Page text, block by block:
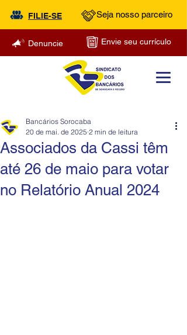
FILIE-SE Seja nosso parceiro
Denuncie Envie seu currículo
Associados da Cassi têm
até 26 de maio para votar
no Relatório Anual 2024
Bancários Sorocaba
20 de mai. de 2025 2 min de leitura